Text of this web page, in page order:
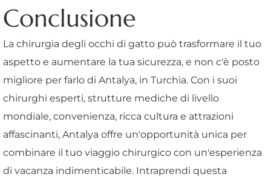
Conclusione
La chirurgia degli occhi di gatto può trasformare il tuo
aspetto e aumentare la tua sicurezza, e non c'è posto
migliore per farlo di Antalya, in Turchia. Con i suoi
chirurghi esperti, strutture mediche di livello
mondiale, convenienza, ricca cultura e attrazioni
affascinanti, Antalya offre un'opportunità unica per
combinare il tuo viaggio chirurgico con un'esperienza
di vacanza indimenticabile. Intraprendi questa